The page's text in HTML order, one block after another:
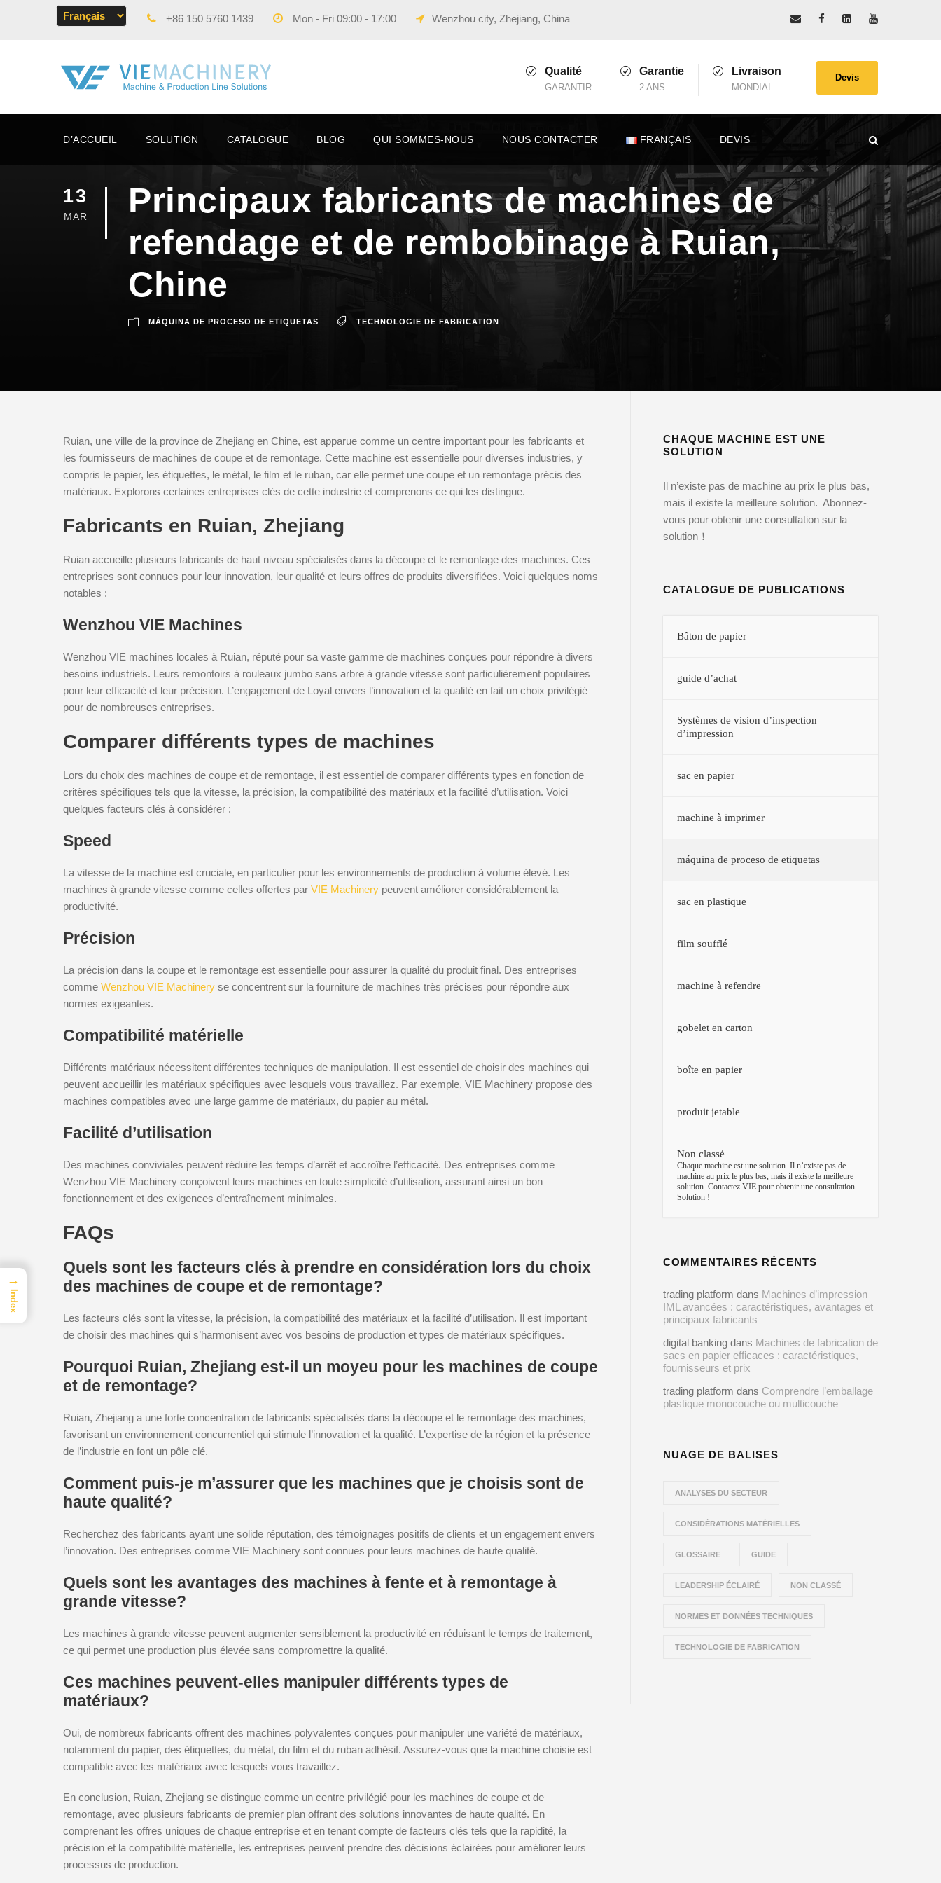
+86 150 5760 1439 Mon - Fri 09:00 - 17:00 Wenzhou city, Zhejiang, China
Qualité
GARANTIR
Garantie
2 ANS
Livraison
MONDIAL
Devis
D’ACCUEIL SOLUTION CATALOGUE BLOG QUI SOMMES-NOUS NOUS CONTACTER FRANÇAIS DEVIS
13
MAR
Principaux fabricants de machines de
refendage et de rembobinage à Ruian,
Chine
MÁQUINA DE PROCESO DE ETIQUETAS TECHNOLOGIE DE FABRICATION
Ruian, une ville de la province de Zhejiang en Chine, est apparue comme un centre important pour les fabricants et
les fournisseurs de machines de coupe et de remontage. Cette machine est essentielle pour diverses industries, y
compris le papier, les étiquettes, le métal, le film et le ruban, car elle permet une coupe et un remontage précis des
matériaux. Explorons certaines entreprises clés de cette industrie et comprenons ce qui les distingue.
Fabricants en Ruian, Zhejiang
Ruian accueille plusieurs fabricants de haut niveau spécialisés dans la découpe et le remontage des machines. Ces
entreprises sont connues pour leur innovation, leur qualité et leurs offres de produits diversifiées. Voici quelques noms
notables :
Wenzhou VIE Machines
Wenzhou VIE machines locales à Ruian, réputé pour sa vaste gamme de machines conçues pour répondre à divers
besoins industriels. Leurs remontoirs à rouleaux jumbo sans arbre à grande vitesse sont particulièrement populaires
pour leur efficacité et leur précision. L’engagement de Loyal envers l’innovation et la qualité en fait un choix privilégié
pour de nombreuses entreprises.
Comparer différents types de machines
Lors du choix des machines de coupe et de remontage, il est essentiel de comparer différents types en fonction de
critères spécifiques tels que la vitesse, la précision, la compatibilité des matériaux et la facilité d’utilisation. Voici
quelques facteurs clés à considérer :
Speed
La vitesse de la machine est cruciale, en particulier pour les environnements de production à volume élevé. Les
machines à grande vitesse comme celles offertes par VIE Machinery peuvent améliorer considérablement la
productivité.
Précision
La précision dans la coupe et le remontage est essentielle pour assurer la qualité du produit final. Des entreprises
comme Wenzhou VIE Machinery se concentrent sur la fourniture de machines très précises pour répondre aux
normes exigeantes.
Compatibilité matérielle
Différents matériaux nécessitent différentes techniques de manipulation. Il est essentiel de choisir des machines qui
peuvent accueillir les matériaux spécifiques avec lesquels vous travaillez. Par exemple, VIE Machinery propose des
machines compatibles avec une large gamme de matériaux, du papier au métal.
Facilité d’utilisation
Des machines conviviales peuvent réduire les temps d’arrêt et accroître l’efficacité. Des entreprises comme
Wenzhou VIE Machinery conçoivent leurs machines en toute simplicité d’utilisation, assurant ainsi un bon
fonctionnement et des exigences d’entraînement minimales.
FAQs
Quels sont les facteurs clés à prendre en considération lors du choix
des machines de coupe et de remontage?
Les facteurs clés sont la vitesse, la précision, la compatibilité des matériaux et la facilité d’utilisation. Il est important
de choisir des machines qui s’harmonisent avec vos besoins de production et types de matériaux spécifiques.
Pourquoi Ruian, Zhejiang est-il un moyeu pour les machines de coupe
et de remontage?
Ruian, Zhejiang a une forte concentration de fabricants spécialisés dans la découpe et le remontage des machines,
favorisant un environnement concurrentiel qui stimule l’innovation et la qualité. L’expertise de la région et la présence
de l’industrie en font un pôle clé.
Comment puis-je m’assurer que les machines que je choisis sont de
haute qualité?
Recherchez des fabricants ayant une solide réputation, des témoignages positifs de clients et un engagement envers
l’innovation. Des entreprises comme VIE Machinery sont connues pour leurs machines de haute qualité.
Quels sont les avantages des machines à fente et à remontage à
grande vitesse?
Les machines à grande vitesse peuvent augmenter sensiblement la productivité en réduisant le temps de traitement,
ce qui permet une production plus élevée sans compromettre la qualité.
Ces machines peuvent-elles manipuler différents types de
matériaux?
Oui, de nombreux fabricants offrent des machines polyvalentes conçues pour manipuler une variété de matériaux,
notamment du papier, des étiquettes, du métal, du film et du ruban adhésif. Assurez-vous que la machine choisie est
compatible avec les matériaux avec lesquels vous travaillez.
En conclusion, Ruian, Zhejiang se distingue comme un centre privilégié pour les machines de coupe et de
remontage, avec plusieurs fabricants de premier plan offrant des solutions innovantes de haute qualité. En
comprenant les offres uniques de chaque entreprise et en tenant compte de facteurs clés tels que la rapidité, la
précision et la compatibilité matérielle, les entreprises peuvent prendre des décisions éclairées pour améliorer leurs
processus de production.
CHAQUE MACHINE EST UNE
SOLUTION
Il n’existe pas de machine au prix le plus bas,
mais il existe la meilleure solution. Abonnez-
vous pour obtenir une consultation sur la
solution！
CATALOGUE DE PUBLICATIONS
Bâton de papier
guide d’achat
Systèmes de vision d’inspection
d’impression
sac en papier
machine à imprimer
máquina de proceso de etiquetas
sac en plastique
film soufflé
machine à refendre
gobelet en carton
boîte en papier
produit jetable
Non classé
–
Chaque machine est une solution. Il n’existe pas de
machine au prix le plus bas, mais il existe la meilleure
solution. Contactez VIE pour obtenir une consultation
Solution !
COMMENTAIRES RÉCENTS
trading platform dans Machines d’impression
IML avancées : caractéristiques, avantages et
principaux fabricants
digital banking dans Machines de fabrication de
sacs en papier efficaces : caractéristiques,
fournisseurs et prix
trading platform dans Comprendre l’emballage
plastique monocouche ou multicouche
NUAGE DE BALISES
ANALYSES DU SECTEUR
CONSIDÉRATIONS MATÉRIELLES
GLOSSAIRE GUIDE
LEADERSHIP ÉCLAIRÉ NON CLASSÉ
NORMES ET DONNÉES TECHNIQUES
TECHNOLOGIE DE FABRICATION
→
Index